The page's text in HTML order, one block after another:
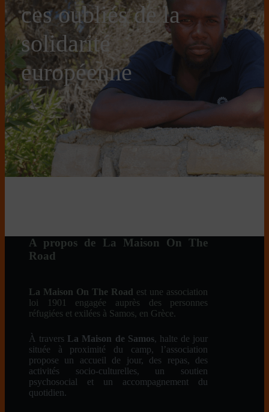
ces oubliés de la
solidarité
européenne
A propos de La Maison On The
Road
La Maison On The Road est une association
loi 1901 engagée auprès des personnes
réfugiées et exilées à Samos, en Grèce.
À travers La Maison de Samos, halte de jour
située à proximité du camp, l’association
propose un accueil de jour, des repas, des
activités socio-culturelles, un soutien
psychosocial et un accompagnement du
quotidien.